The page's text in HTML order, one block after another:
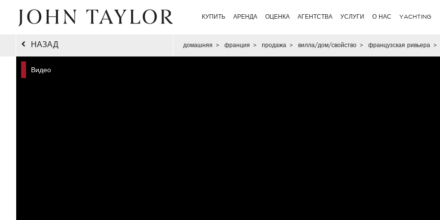
КУПИТЬ АРЕНДА ОЦЕНКА АГЕНТСТВА УСЛУГИ О НАС YACHTING
НАЗАД домашняя > франция > продажа > вилла/дом/свойство > французская ривьера >
Видео